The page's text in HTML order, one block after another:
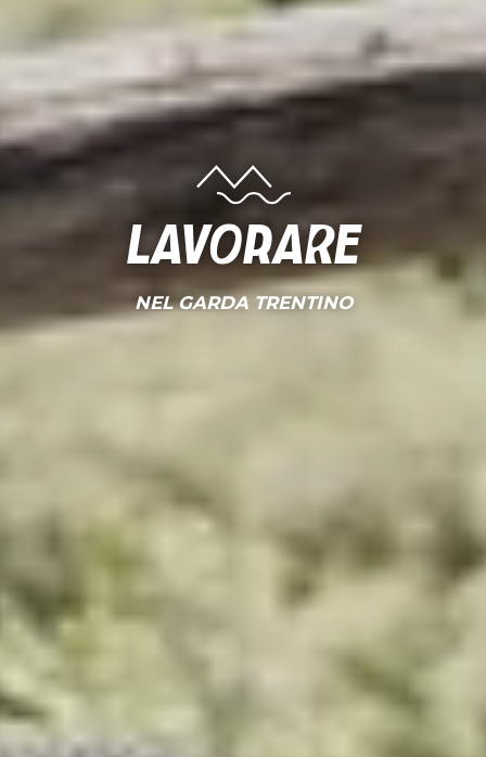
Lavorare
NEL GARDA TRENTINO